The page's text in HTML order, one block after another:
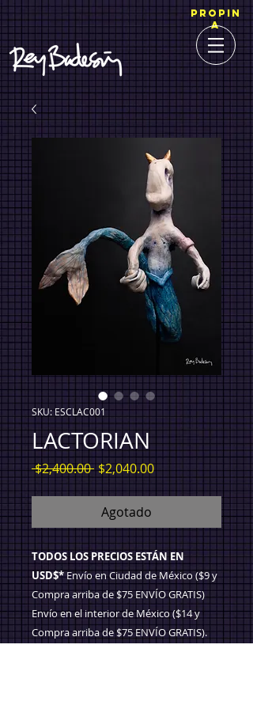
PROPIN
A
SKU: ESCLAC001
LACTORIAN
$2,400.00 Precio
$2,040.00Precio
de
Agotado
TODOS LOS PRECIOS ESTÁN EN
USD$*Envío en Ciudad de México ($9 y
Compra arriba de $75 ENVÍO GRATIS)
Envío en el interior de México ($14 y
Compra arriba de $75 ENVÍO GRATIS).